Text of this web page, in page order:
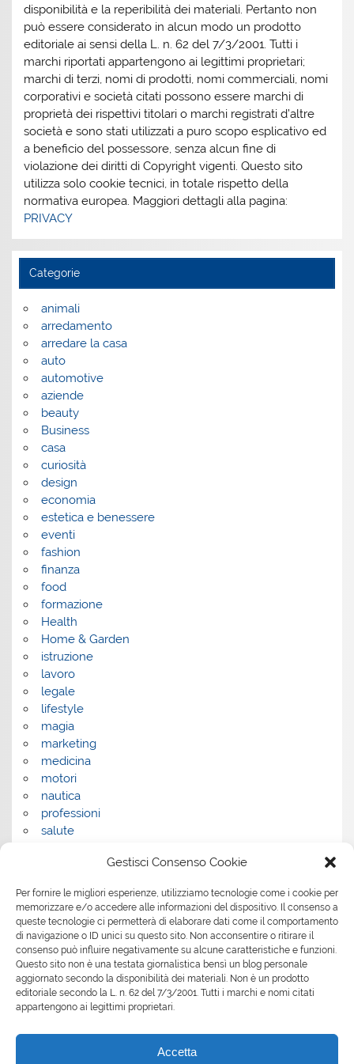
Gestisci Consenso Cookie
Per fornire le migliori esperienze, utilizziamo tecnologie come i cookie per
memorizzare e/o accedere alle informazioni del dispositivo. Il consenso a
queste tecnologie ci permetterà di elaborare dati come il comportamento
di navigazione o ID unici su questo sito. Non acconsentire o ritirare il
consenso può influire negativamente su alcune caratteristiche e funzioni.
Questo sito non è una testata giornalistica bensì un blog personale
aggiornato secondo la disponibilità dei materiali. Non è un prodotto
editoriale secondo la L. n. 62 del 7/3/2001. Tutti i marchi e nomi citati
appartengono ai legittimi proprietari.
Accetta
disponibilità e la reperibilità dei materiali. Pertanto non
può essere considerato in alcun modo un prodotto
editoriale ai sensi della L. n. 62 del 7/3/2001. Tutti i
marchi riportati appartengono ai legittimi proprietari;
marchi di terzi, nomi di prodotti, nomi commerciali, nomi
corporativi e società citati possono essere marchi di
proprietà dei rispettivi titolari o marchi registrati d’altre
società e sono stati utilizzati a puro scopo esplicativo ed
a beneficio del possessore, senza alcun fine di
violazione dei diritti di Copyright vigenti. Questo sito
utilizza solo cookie tecnici, in totale rispetto della
normativa europea. Maggiori dettagli alla pagina:
PRIVACY
Categorie
animali
arredamento
arredare la casa
auto
automotive
aziende
beauty
Business
casa
curiosità
design
economia
estetica e benessere
eventi
fashion
finanza
food
formazione
Health
Home & Garden
istruzione
lavoro
legale
lifestyle
magia
marketing
medicina
motori
nautica
professioni
salute
servizi per le aziende
shopping
sport
Tech
tecnologia
travel
Uncategorized